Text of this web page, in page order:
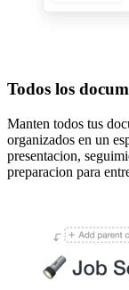
Todos los
Manten todos tus
organizados en un
presentacion,
preparacion para